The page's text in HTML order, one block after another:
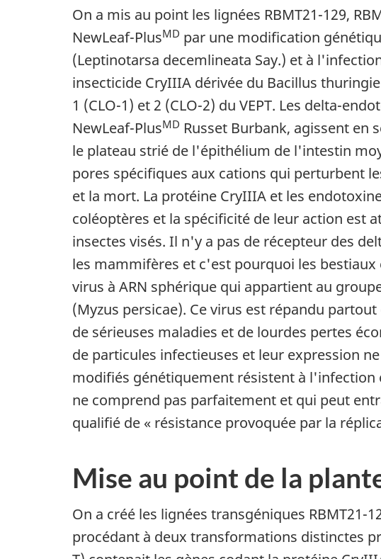
On a mis au point les lignées RBMT21-129,
NewLeaf-PlusMD par une modification
(Leptinotarsa decemlineata Say.) et à
insecticide CryIIIA dérivée du Bacillus
1 (CLO-1) et 2 (CLO-2) du VEPT. Les delta-
NewLeaf-PlusMD Russet Burbank, agissent en
le plateau strié de l'épithélium de l'intestin
pores spécifiques aux cations qui perturbent
et la mort. La protéine CryIIIA et les
coléoptères et la spécificité de leur action est
insectes visés. Il n'y a pas de récepteur des
les mammifères et c'est pourquoi les bestiaux
virus à ARN sphérique qui appartient au
(Myzus persicae). Ce virus est répandu
de sérieuses maladies et de lourdes pertes
de particules infectieuses et leur expression
modifiés génétiquement résistent à l'infection
ne comprend pas parfaitement et qui peut
qualifié de « résistance provoquée par la
Mise au point de la
On a créé les lignées transgéniques RBMT21-
procédant à deux transformations distinctes